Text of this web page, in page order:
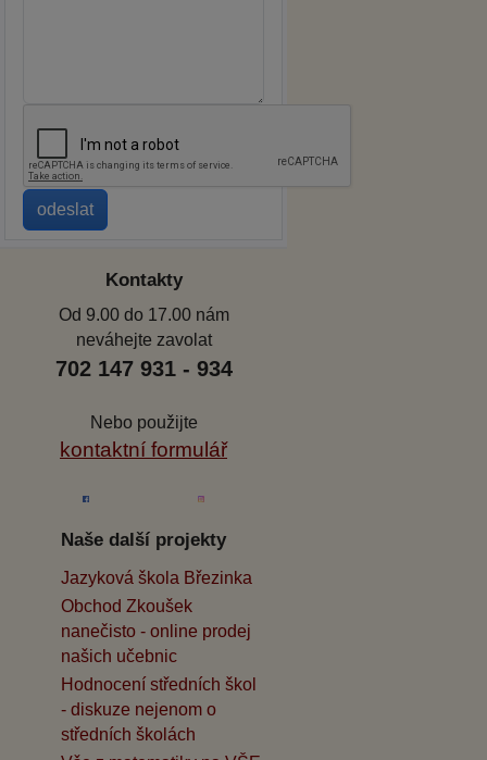
Kontakty
Od 9.00 do 17.00 nám
neváhejte zavolat
702 147 931 - 934
Nebo použijte
kontaktní formulář
Naše další projekty
Jazyková škola Březinka
Obchod Zkoušek
nanečisto - online prodej
našich učebnic
Hodnocení středních škol
- diskuze nejenom o
středních školách